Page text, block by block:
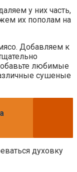
у них часть,
их пополам на
Добавляем к
любимые
сушеные
духовку